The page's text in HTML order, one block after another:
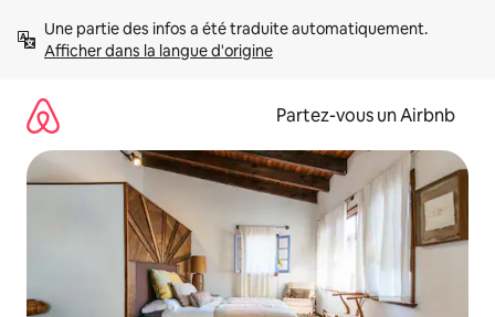
directement
Afficher dans la langue d'origine
Partez-vous un Airbnb